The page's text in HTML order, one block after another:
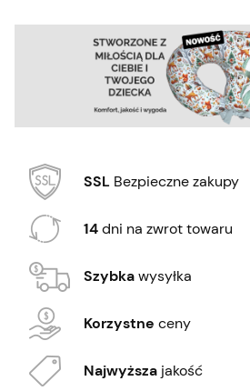
SSL Bezpieczne zakupy
14dni na zwrot towaru
Szybkawysyłka
Korzystne ceny
Najwyższa jakość